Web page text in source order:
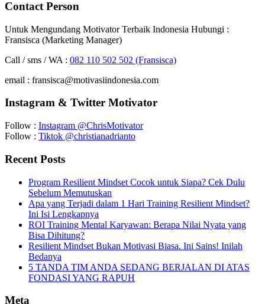
Contact Person
Untuk Mengundang Motivator Terbaik Indonesia Hubungi :
Fransisca (Marketing Manager)
Call / sms / WA : 082 110 502 502 (Fransisca)
email : fransisca@motivasiindonesia.com
Instagram & Twitter Motivator
Follow : Instagram @ChrisMotivator
Follow : Tiktok @christianadrianto
Recent Posts
Program Resilient Mindset Cocok untuk Siapa? Cek Dulu
Sebelum Memutuskan
Apa yang Terjadi dalam 1 Hari Training Resilient Mindset?
Ini Isi Lengkapnya
ROI Training Mental Karyawan: Berapa Nilai Nyata yang
Bisa Dihitung?
Resilient Mindset Bukan Motivasi Biasa. Ini Sains! Inilah
Bedanya
5 TANDA TIM ANDA SEDANG BERJALAN DI ATAS
FONDASI YANG RAPUH
Meta